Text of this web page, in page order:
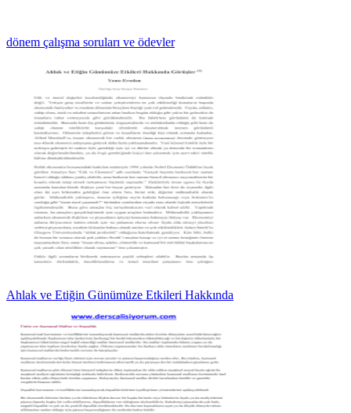
dönem çalışma soruları ve ödevler
Ahlak ve Etiğin Günümüze Etkileri Hakkında